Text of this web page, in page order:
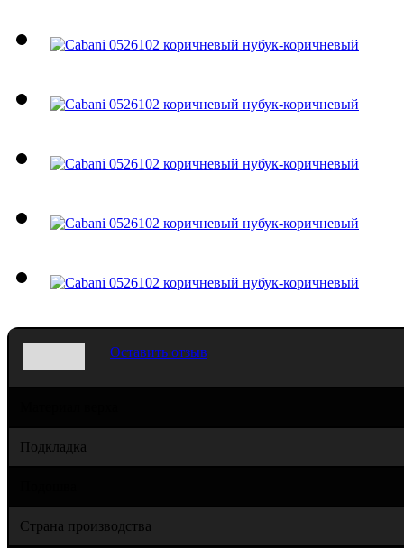
Оставить отзыв
Подкладка
Страна производства